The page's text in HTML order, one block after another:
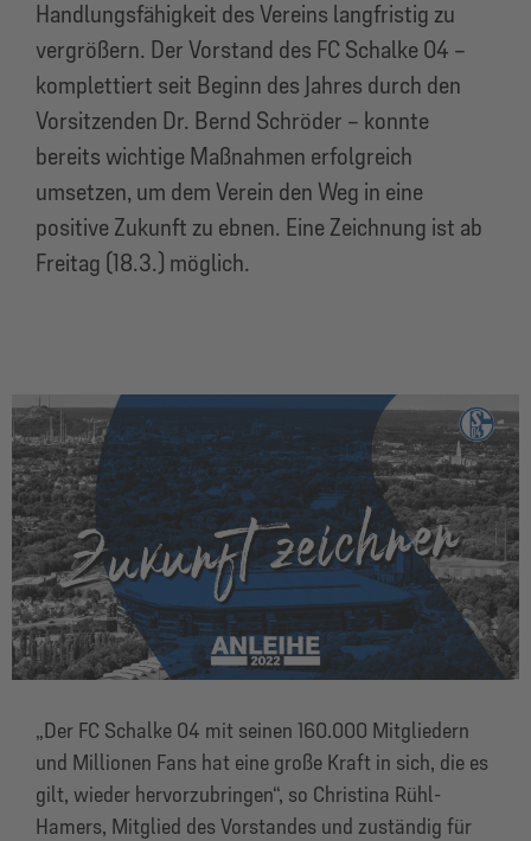
Handlungsfähigkeit des Vereins langfristig zu
vergrößern. Der Vorstand des FC Schalke 04 –
komplettiert seit Beginn des Jahres durch den
Vorsitzenden Dr. Bernd Schröder – konnte
bereits wichtige Maßnahmen erfolgreich
umsetzen, um dem Verein den Weg in eine
positive Zukunft zu ebnen. Eine Zeichnung ist ab
Freitag (18.3.) möglich.
„Der FC Schalke 04 mit seinen 160.000 Mitgliedern
und Millionen Fans hat eine große Kraft in sich, die es
gilt, wieder hervorzubringen“, so Christina Rühl-
Hamers, Mitglied des Vorstandes und zuständig für